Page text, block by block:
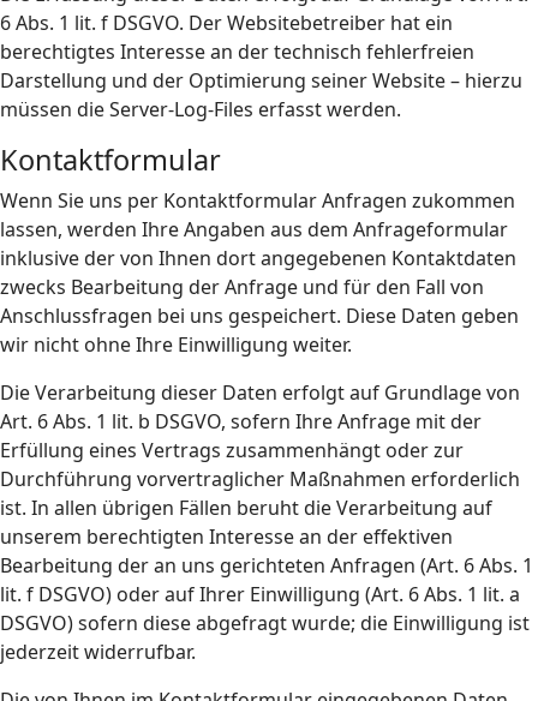
6 Abs. 1 lit. f DSGVO. Der Websitebetreiber hat ein
berechtigtes Interesse an der technisch fehlerfreien
Darstellung und der Optimierung seiner Website – hierzu
müssen die Server-Log-Files erfasst werden.
Kontaktformular
Wenn Sie uns per Kontaktformular Anfragen zukommen
lassen, werden Ihre Angaben aus dem Anfrageformular
inklusive der von Ihnen dort angegebenen Kontaktdaten
zwecks Bearbeitung der Anfrage und für den Fall von
Anschlussfragen bei uns gespeichert. Diese Daten geben
wir nicht ohne Ihre Einwilligung weiter.
Die Verarbeitung dieser Daten erfolgt auf Grundlage von
Art. 6 Abs. 1 lit. b DSGVO, sofern Ihre Anfrage mit der
Erfüllung eines Vertrags zusammenhängt oder zur
Durchführung vorvertraglicher Maßnahmen erforderlich
ist. In allen übrigen Fällen beruht die Verarbeitung auf
unserem berechtigten Interesse an der effektiven
Bearbeitung der an uns gerichteten Anfragen (Art. 6 Abs. 1
lit. f DSGVO) oder auf Ihrer Einwilligung (Art. 6 Abs. 1 lit. a
DSGVO) sofern diese abgefragt wurde; die Einwilligung ist
jederzeit widerrufbar.